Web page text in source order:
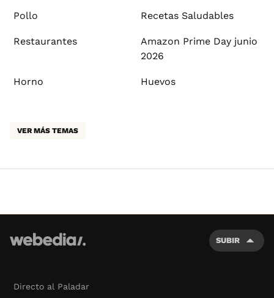
Pollo Recetas Saludables
Restaurantes
Amazon Prime Day junio
2026
Horno Huevos
VER MÁS TEMAS
SUBIR
Directo al Paladar